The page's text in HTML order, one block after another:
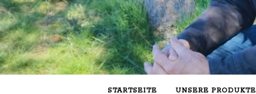
STARTSEITE UNSERE PRODUKTE